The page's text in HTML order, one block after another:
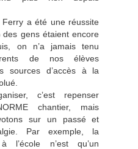
Ferry a été une réussite
gens étaient encore
on n’a jamais tenu
de nos élèves
sources d’accès à la
c’est repenser
chantier, mais
sur un passé et
Par exemple, la
l’école n’est qu’un